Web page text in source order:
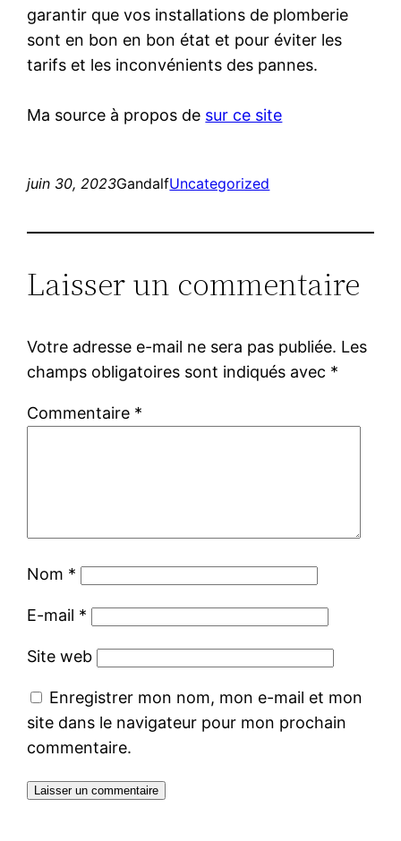
garantir que vos installations de plomberie
sont en bon en bon état et pour éviter les
tarifs et les inconvénients des pannes.
Ma source à propos de sur ce site
juin 30, 2023GandalfUncategorized
Laisser un commentaire
Votre adresse e-mail ne sera pas publiée. Les
champs obligatoires sont indiqués avec *
Commentaire *
Nom *
E-mail *
Site web
Enregistrer mon nom, mon e-mail et mon
site dans le navigateur pour mon prochain
commentaire.